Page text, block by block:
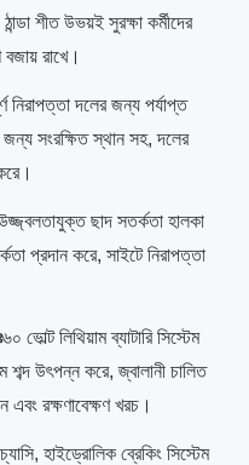
শীত উভয়ই সুরক্ষা কর্মীদের
রাখে।
নিরাপত্তা দলের জন্য পর্যাপ্ত
জন্য সংরক্ষিত স্থান সহ, দলের
ছাদ সতর্কতা হালকা
প্রদান করে, সাইটে নিরাপত্তা
৬০ ভোল্ট লিথিয়াম ব্যাটারি সিস্টেম
শব্দ উৎপন্ন করে, জ্বালানী চালিত
রক্ষণাবেক্ষণ খরচ।
হাইড্রোলিক ব্রেকিং সিস্টেম